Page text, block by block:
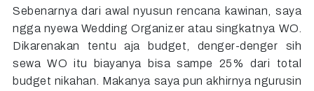
Sebenarnya dari awal nyusun rencana kawinan, saya
ngga nyewa Wedding Organizer atau singkatnya WO.
Dikarenakan tentu aja budget, denger-denger sih
sewa WO itu biayanya bisa sampe 25% dari total
budget nikahan. Makanya saya pun akhirnya ngurusin